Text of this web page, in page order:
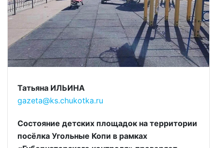
Татьяна ИЛЬИНА
gazeta@ks.chukotka.ru
Состояние детских площадок на территории
посёлка Угольные Копи в рамках